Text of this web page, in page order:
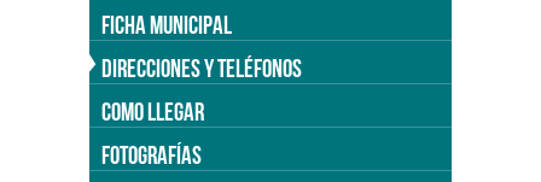
FICHA MUNICIPAL
DIRECCIONES Y TELÉFONOS
COMO LLEGAR
FOTOGRAFÍAS